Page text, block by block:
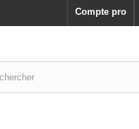
Compte pro